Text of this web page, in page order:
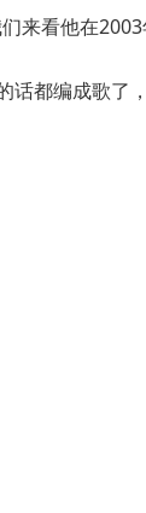
看他在2003
话都编成歌了